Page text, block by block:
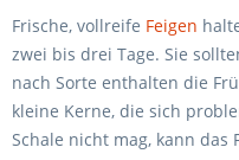
Frische, vollreife Feigen
zwei bis drei Tage. Sie
nach Sorte enthalten die
kleine Kerne, die sich
Schale nicht mag, kann das